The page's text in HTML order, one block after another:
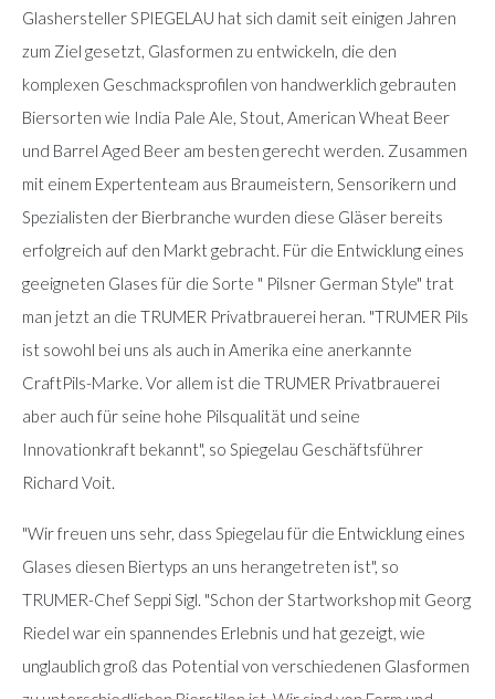
Glashersteller SPIEGELAU hat sich damit seit einigen Jahren
zum Ziel gesetzt, Glasformen zu entwickeln, die den
komplexen Geschmacksprofilen von handwerklich gebrauten
Biersorten wie India Pale Ale, Stout, American Wheat Beer
und Barrel Aged Beer am besten gerecht werden. Zusammen
mit einem Expertenteam aus Braumeistern, Sensorikern und
Spezialisten der Bierbranche wurden diese Gläser bereits
erfolgreich auf den Markt gebracht. Für die Entwicklung eines
geeigneten Glases für die Sorte " Pilsner German Style" trat
man jetzt an die TRUMER Privatbrauerei heran. "TRUMER Pils
ist sowohl bei uns als auch in Amerika eine anerkannte
CraftPils-Marke. Vor allem ist die TRUMER Privatbrauerei
aber auch für seine hohe Pilsqualität und seine
Innovationkraft bekannt", so Spiegelau Geschäftsführer
Richard Voit.
"Wir freuen uns sehr, dass Spiegelau für die Entwicklung eines
Glases diesen Biertyps an uns herangetreten ist", so
TRUMER-Chef Seppi Sigl. "Schon der Startworkshop mit Georg
Riedel war ein spannendes Erlebnis und hat gezeigt, wie
unglaublich groß das Potential von verschiedenen Glasformen